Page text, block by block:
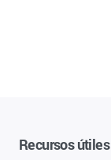
Recursos útiles